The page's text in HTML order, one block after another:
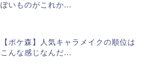
ぽいものがこれか...
【ポケ森】人気キャラメイクの順位は
こんな感じなんだ...